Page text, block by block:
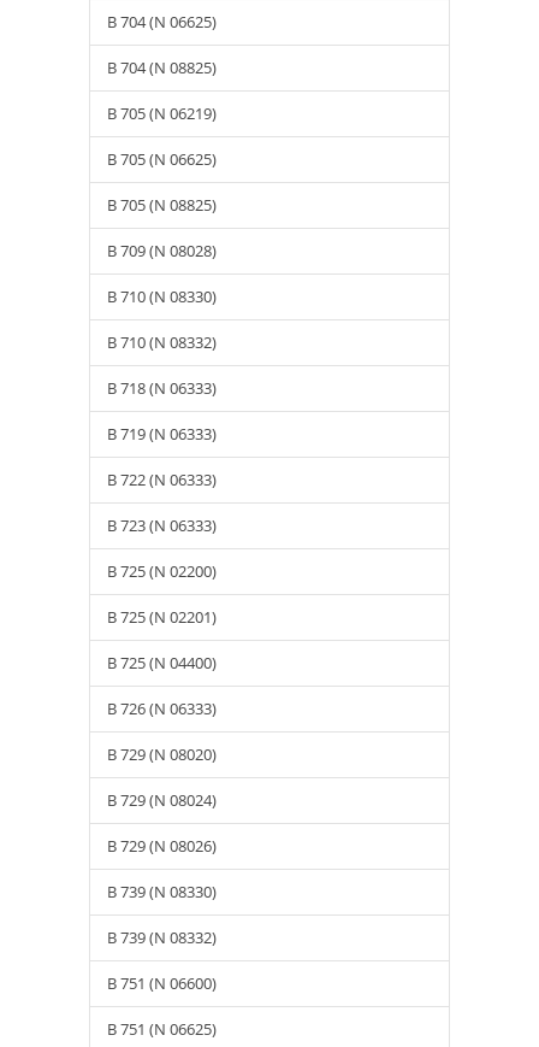
B 704 (N 06625)
B 704 (N 08825)
B 705 (N 06219)
B 705 (N 06625)
B 705 (N 08825)
B 709 (N 08028)
B 710 (N 08330)
B 710 (N 08332)
B 718 (N 06333)
B 719 (N 06333)
B 722 (N 06333)
B 723 (N 06333)
B 725 (N 02200)
B 725 (N 02201)
B 725 (N 04400)
B 726 (N 06333)
B 729 (N 08020)
B 729 (N 08024)
B 729 (N 08026)
B 739 (N 08330)
B 739 (N 08332)
B 751 (N 06600)
B 751 (N 06625)